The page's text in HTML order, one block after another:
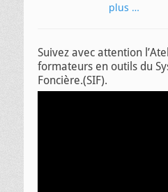
plus …
Suivez avec attention
formateurs en outils du
Foncière.(SIF).